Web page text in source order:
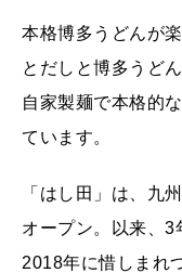
本格博多うどんが
とだしと博多うど
自家製麺で本格的
ています。
「はし田」は、九
オープン。以来、3
2018年に惜しまれ